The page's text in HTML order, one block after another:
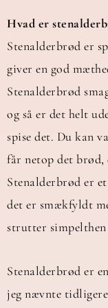
Hvad er
Stenalderbrød er
giver en god
Stenalderbrød
og så er det helt
spise det. Du kan
får netop det brød,
Stenalderbrød er
det er smækfyldt
strutter simpelthen
Stenalderbrød er
jeg nævnte